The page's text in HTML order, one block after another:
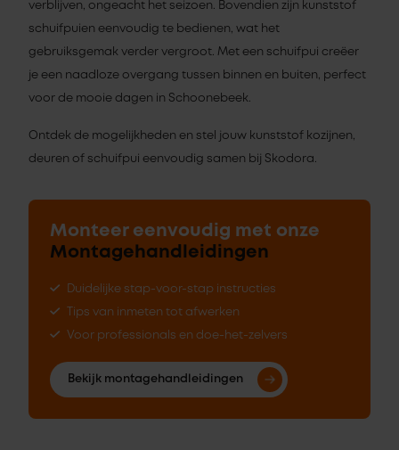
verblijven, ongeacht het seizoen. Bovendien zijn kunststof
schuifpuien eenvoudig te bedienen, wat het
gebruiksgemak verder vergroot. Met een schuifpui creëer
je een naadloze overgang tussen binnen en buiten, perfect
voor de mooie dagen in Schoonebeek.
Ontdek de mogelijkheden en stel jouw kunststof kozijnen,
deuren of schuifpui eenvoudig samen bij Skodora.
Monteer eenvoudig met onze
Montagehandleidingen
Duidelijke stap-voor-stap instructies
Tips van inmeten tot afwerken
Voor professionals en doe-het-zelvers
Bekijk montagehandleidingen